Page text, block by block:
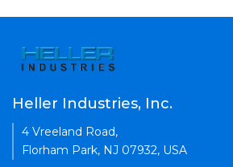
Heller Industries, Inc.
4 Vreeland Road,
Florham Park, NJ 07932, USA